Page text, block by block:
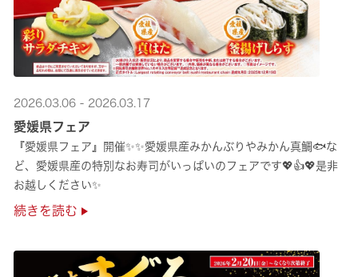
2026.03.06 - 2026.03.17
愛媛県フェア
『愛媛県フェア』開催✨✨愛媛県産みかんぶりやみかん真鯛🐟な
ど、愛媛県産の特別なお寿司がいっぱいのフェアです💖👍💖是非
お越しください✨
続きを読む